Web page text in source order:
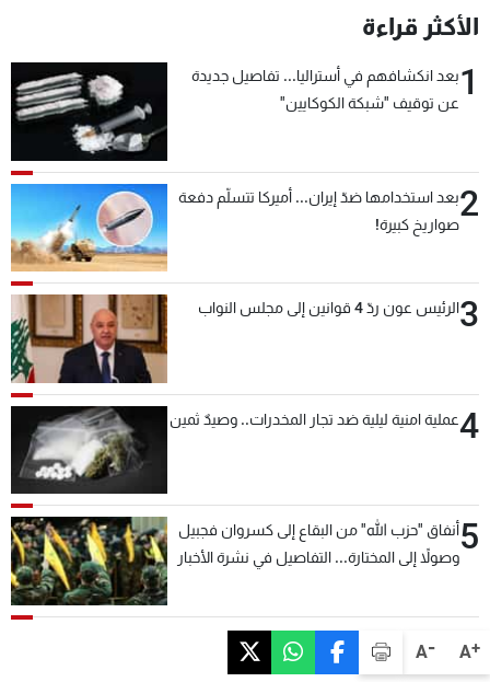
A+
A-
الأكثر قراءة
1بعد انكشافهم في أستراليا... تفاصيل جديدة
عن توقيف "شبكة الكوكايين"
2بعد استخدامها ضدّ إيران... أميركا تتسلّم دفعة
صواريخ كبيرة!
3الرئيس عون ردّ 4 قوانين إلى مجلس النواب
4عملية امنية ليلية ضد تجار المخدرات.. وصيدٌ ثمين
5أنفاق "حزب الله" من البقاع إلى كسروان فجبيل
وصولاً إلى المختارة... التفاصيل في نشرة الأخبار